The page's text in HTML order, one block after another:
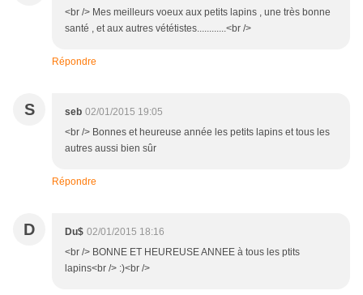
<br /> Mes meilleurs voeux aux petits lapins , une très bonne
santé , et aux autres vététistes............<br />
Répondre
S seb 02/01/2015 19:05
<br /> Bonnes et heureuse année les petits lapins et tous les
autres aussi bien sûr
Répondre
D Du$ 02/01/2015 18:16
<br /> BONNE ET HEUREUSE ANNEE à tous les ptits
lapins<br /> :)<br />